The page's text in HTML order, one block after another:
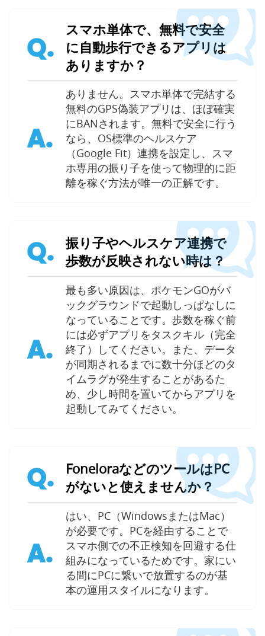
Q.
スマホ単体で、無料で安全
に自動歩行できるアプリは
ありますか？
A.
ありません。スマホ単体で完結する
無料のGPS偽装アプリは、ほぼ確実
にBANされます。無料で安全に行う
なら、OS標準のヘルスケア
（Google Fit）連携を設定し、スマ
ホ専用の振り子を使って物理的に距
離を稼ぐ方法が唯一の正解です。
Q.
振り子やヘルスケア連携で
歩数が反映されない時は？
A.
最も多い原因は、ポケモンGOがバ
ックグラウンドで起動しっぱなしに
なっていることです。歩数を稼ぐ前
には必ずアプリをタスクキル（完全
終了）してください。また、データ
が同期されるまでに数十分ほどのタ
イムラグが発生することがあるた
め、少し時間を置いてからアプリを
起動してみてください。
Q.
FoneloraなどのツールはPC
がないと使えませんか？
A.
はい、PC（WindowsまたはMac）
が必要です。PCを経由することで
スマホ側での不正検知を回避する仕
組みになっているためです。家にい
る間にPCに繋いで放置するのが基
本の運用スタイルになります。